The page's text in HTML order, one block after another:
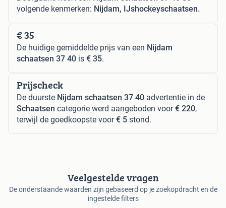
volgende kenmerken: Nijdam, IJshockeyschaatsen.
€ 35
De huidige gemiddelde prijs van een Nijdam
schaatsen 37 40 is € 35.
Prijscheck
De duurste Nijdam schaatsen 37 40 advertentie in de
Schaatsen categorie werd aangeboden voor€ 220,
terwijl de goedkoopste voor€ 5 stond.
Veelgestelde vragen
De onderstaande waarden zijn gebaseerd op je zoekopdracht en de
ingestelde filters